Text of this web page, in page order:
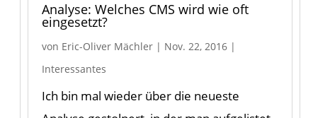
Analyse: Welches CMS wird wie oft
eingesetzt?
von Eric-Oliver Mächler| Nov. 22, 2016|
Interessantes
Ich bin mal wieder über die neueste